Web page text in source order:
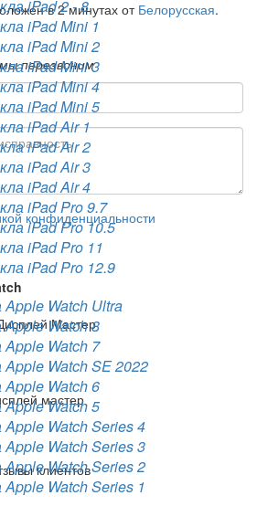
iPad 2 - 8
iPad Mini 1
iPad Mini 2
iPad Mini 3
iPad Mini 4
iPad Mini 5
iPad Air 1
iPad Air 2
iPad Air 3
iPad Air 4
iPad Pro 9.7
iPad Pro 10.5
iPad Pro 11
iPad Pro 12.9
Watch Ultra
Watch 8
Watch 7
Watch SE 2022
Watch 6
Watch 5
Watch Series 4
Watch Series 3
Watch Series 2
Watch Series 1
в 2 минутах от Белорусская.
перезвоним
конфиденциальности